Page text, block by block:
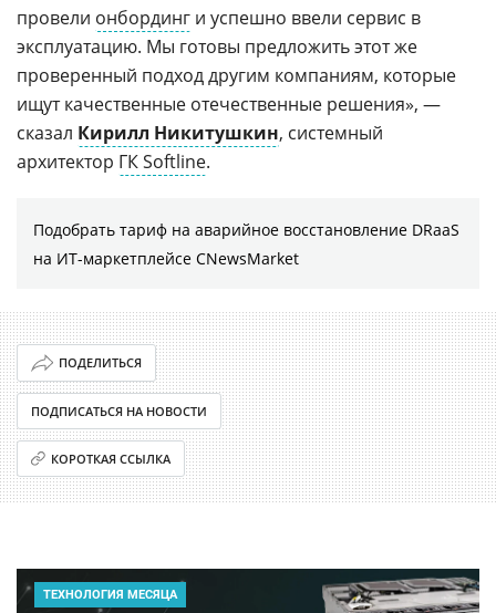
провели онбординг и успешно ввели сервис в
эксплуатацию. Мы готовы предложить этот же
проверенный подход другим компаниям, которые
ищут качественные отечественные решения», —
сказал Кирилл Никитушкин, системный
архитектор ГК Softline.
Подобрать тариф на аварийное восстановление DRaaS
на ИТ-маркетплейсе CNewsMarket
ПОДЕЛИТЬСЯ
ПОДПИСАТЬСЯ НА НОВОСТИ
КОРОТКАЯ ССЫЛКА
ТЕХНОЛОГИЯ МЕСЯЦА